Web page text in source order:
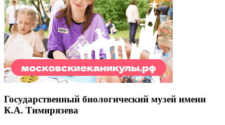
Государственный биологический музей имени
К.А. Тимирязева